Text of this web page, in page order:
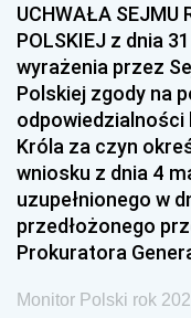
1954
1951
1948
1939
1936
UCHWAŁA SEJMU
POLSKIEJ z dnia
wyrażenia przez
Polskiej zgody na
odpowiedzialności
Króla za czyn
wniosku z dnia 4
uzupełnionego w
przedłożonego
Prokuratora
Monitor Polski rok